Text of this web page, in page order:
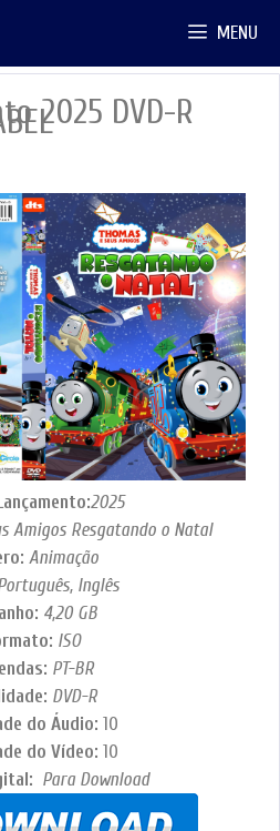
MENU
2025 DVD-R
2025
Amigos Resgatando o Natal
Animação
Inglês
4,20 GB
ISO
PT-BR
DVD-R
do Áudio: 10
do Vídeo: 10
Para Download